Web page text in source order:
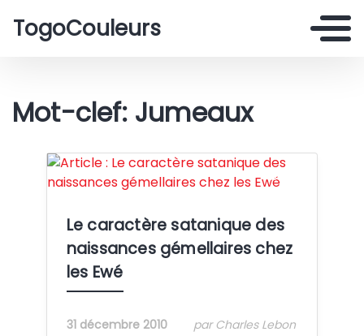
TogoCouleurs
Mot-clef: Jumeaux
Crédit:
Le caractère satanique des
naissances gémellaires chez
les Ewé
31 décembre 2010 par Charles Lebon